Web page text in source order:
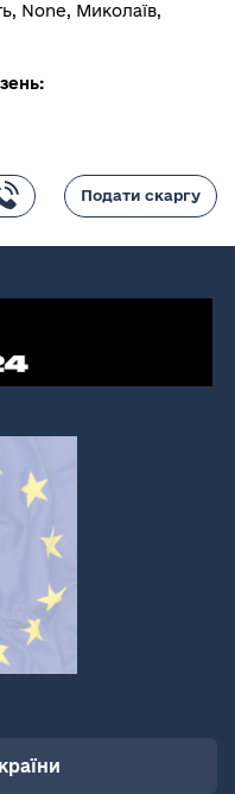
None, Миколаїв,
Подати скаргу